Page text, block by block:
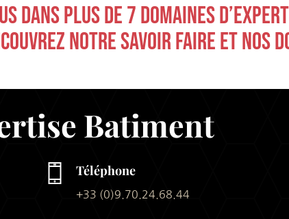
DANS PLUS DE 7 DOMAINES
NOTRE SAVOIR FAIRE ET NOS
Batiment
Téléphone
+33 (0)9.70.24.68.44